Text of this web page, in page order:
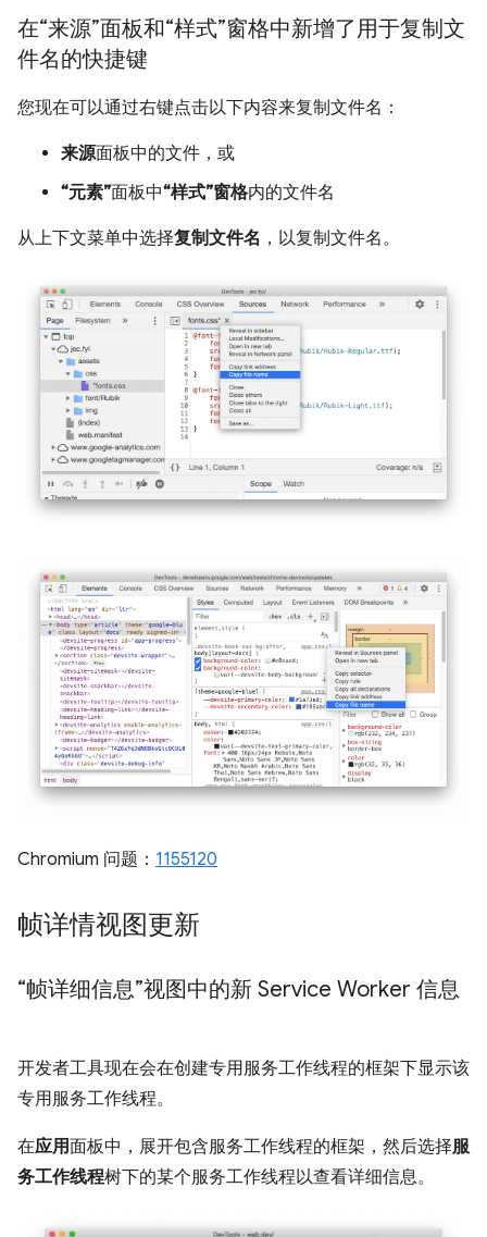
在“来源”面板和“样式”窗格中新增了用于复制文
件名的快捷键
您现在可以通过右键点击以下内容来复制文件名：
来源面板中的文件，或
“元素”面板中“样式”窗格内的文件名
从上下文菜单中选择复制文件名 ，以复制文件名。
Chromium 问题： 1155120
帧详情视图更新
“帧详细信息”视图中的新 Service Worker 信息
开发者工具现在会在创建专用服务工作线程的框架下显示该
专用服务工作线程。
在应用面板中，展开包含服务工作线程的框架，然后选择服
务工作线程树下的某个服务工作线程以查看详细信息。